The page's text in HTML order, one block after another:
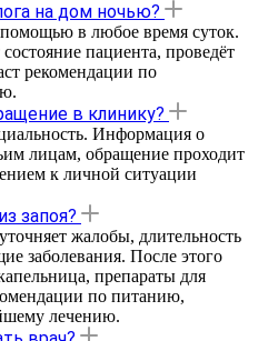
на дом ночью?
в любое время суток.
пациента, проведёт
рекомендации по
в клинику?
Информация о
лицам, обращение проходит
к личной ситуации
запоя?
жалобы, длительность
заболевания. После этого
препараты для
по питанию,
лечению.